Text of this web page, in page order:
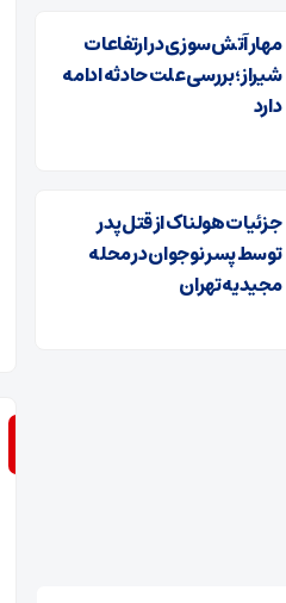
مهار آتش‌سوزی در ارتفاعات
شیراز؛ بررسی علت حادثه ادامه
دارد
جزئیات هولناک از قتل پدر
توسط پسر نوجوان در محله
مجیدیه تهران